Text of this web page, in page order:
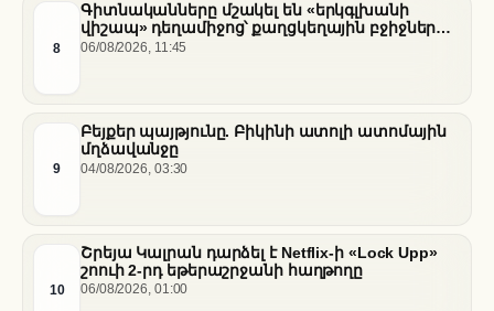
8
Գիտնականները մշակել են «երկգլխանի
վիշապ» դեղամիջոց՝ քաղցկեղային բջիջները
սովամահ անելու համար
06/08/2026, 11:45
9
Բեյքեր պայթյունը. Բիկինի ատոլի ատոմային
մղձավանջը
04/08/2026, 03:30
10
Շրեյա Կալրան դարձել է Netflix-ի «Lock Upp»
շոուի 2-րդ եթերաշրջանի հաղթողը
06/08/2026, 01:00